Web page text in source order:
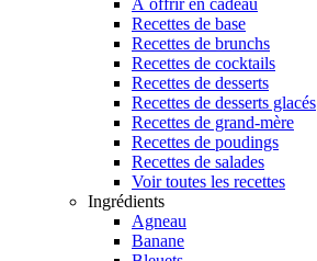
À offrir en cadeau
Recettes de base
Recettes de brunchs
Recettes de cocktails
Recettes de desserts
Recettes de desserts glacés
Recettes de grand-mère
Recettes de poudings
Recettes de salades
Voir toutes les recettes
Ingrédients
Agneau
Banane